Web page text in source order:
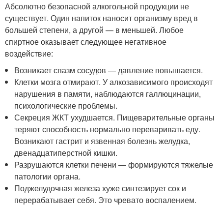
Абсолютно безопасной алкогольной продукции не
существует. Один напиток наносит организму вред в
большей степени, а другой — в меньшей. Любое
спиртное оказывает следующее негативное
воздействие:
Возникает спазм сосудов — давление повышается.
Клетки мозга отмирают. У алкозависимого происходят
нарушения в памяти, наблюдаются галлюцинации,
психологические проблемы.
Секреция ЖКТ ухудшается. Пищеварительные органы
теряют способность нормально переваривать еду.
Возникают гастрит и язвенная болезнь желудка,
двенадцатиперстной кишки.
Разрушаются клетки печени — формируются тяжелые
патологии органа.
Поджелудочная железа хуже синтезирует сок и
перерабатывает себя. Это чревато воспалением.